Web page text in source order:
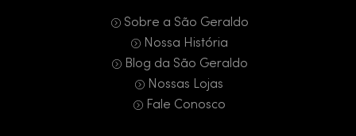
Sobre a São Geraldo
Nossa História
Blog da São Geraldo
Nossas Lojas
Fale Conosco